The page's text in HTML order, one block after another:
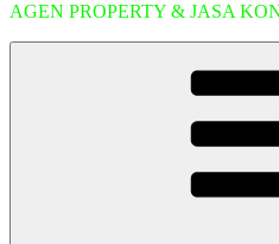
AGEN PROPERTY & JASA